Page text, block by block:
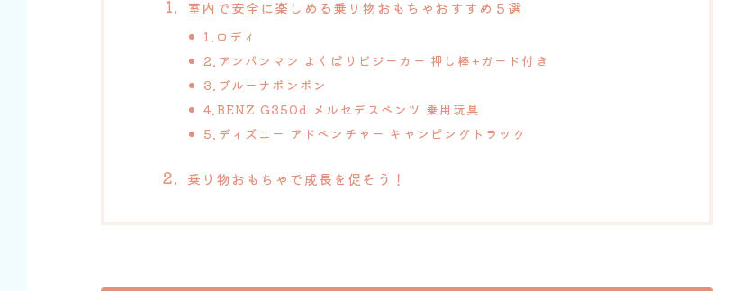
室内で安全に楽しめる乗り物おもちゃおすすめ５選
1.ロディ
2.アンパンマン よくばりビジーカー 押し棒+ガード付き
3.ブルーナボンボン
4.BENZ G350d メルセデスベンツ 乗用玩具
5.ディズニー アドベンチャー キャンピングトラック
乗り物おもちゃで成長を促そう！